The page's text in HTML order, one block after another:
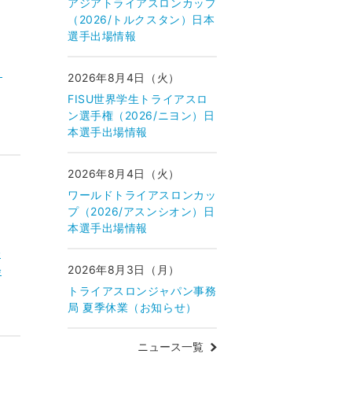
アジアトライアスロンカップ
（2026/トルクスタン）日本
選手出場情報
2026年8月4日（火）
FISU世界学生トライアスロ
ン選手権（2026/ニヨン）日
本選手出場情報
2026年8月4日（火）
ワールドトライアスロンカッ
プ（2026/アスンシオン）日
本選手出場情報
2026年8月3日（月）
トライアスロンジャパン事務
局 夏季休業（お知らせ）
ニュース一覧